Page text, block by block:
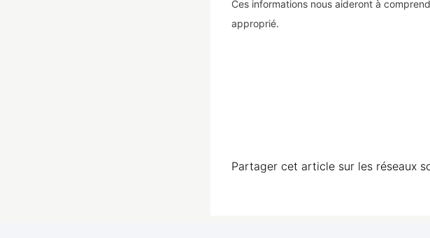
Ces informations nous aideront à
approprié.
Partager cet article sur les réseaux